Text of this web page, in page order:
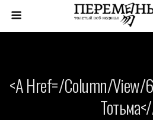
<a Href=/column/view/